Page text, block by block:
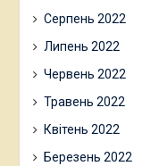
Серпень 2022
Липень 2022
Червень 2022
Травень 2022
Квітень 2022
Березень 2022